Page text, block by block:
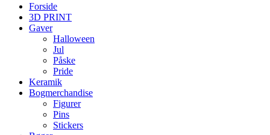
Forside
3D PRINT
Gaver
Halloween
Jul
Påske
Pride
Keramik
Bogmerchandise
Figurer
Pins
Stickers